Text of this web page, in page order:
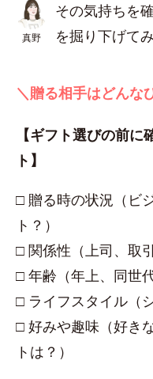
真野
その気持ちを
を掘り下げて
＼贈る相手はどんな
【ギフト選びの前
ト】
□ 贈る時の状況（ビ
ト？）
□ 関係性（上司、取
□ 年齢（年上、同世
□ ライフスタイル（
□ 好みや趣味（好き
トは？）